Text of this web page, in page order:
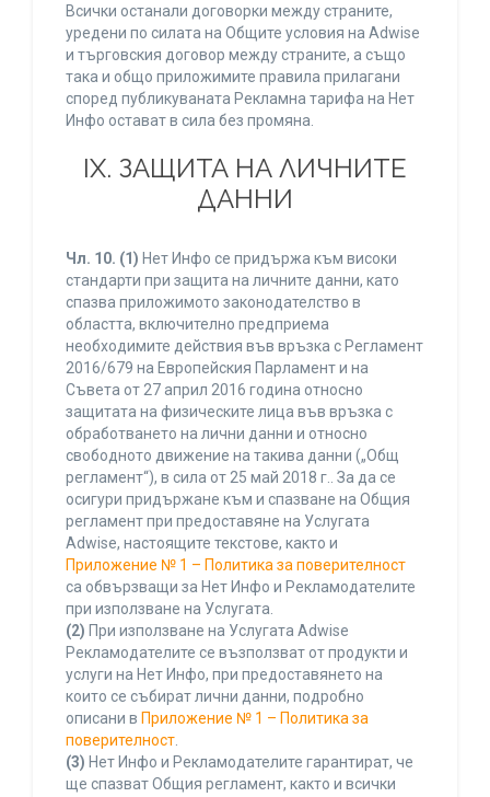
Всички останали договорки между страните,
уредени по силата на Общите условия на Adwise
и търговския договор между страните, а също
така и общо приложимите правила прилагани
според публикуваната Рекламна тарифа на Нет
Инфо остават в сила без промяна.
IХ. ЗАЩИТА НА ЛИЧНИТЕ
ДАННИ
Чл. 10. (1) Нет Инфо се придържа към високи
стандарти при защита на личните данни, като
спазва приложимото законодателство в
областта, включително предприема
необходимите действия във връзка с Регламент
2016/679 на Европейския Парламент и на
Съвета от 27 април 2016 година относно
защитата на физическите лица във връзка с
обработването на лични данни и относно
свободното движение на такива данни („Общ
регламент“), в сила от 25 май 2018 г.. За да се
осигури придържане към и спазване на Общия
регламент при предоставяне на Услугата
Adwise, настоящите текстове, както и
Приложение № 1 – Политика за поверителност
са обвързващи за Нет Инфо и Рекламодателите
при използване на Услугата.
(2) При използване на Услугата Adwise
Рекламодателите се възползват от продукти и
услуги на Нет Инфо, при предоставянето на
които се събират лични данни, подробно
описани в Приложение № 1 – Политика за
поверителност.
(3) Нет Инфо и Рекламодателите гарантират, че
ще спазват Общия регламент, както и всички